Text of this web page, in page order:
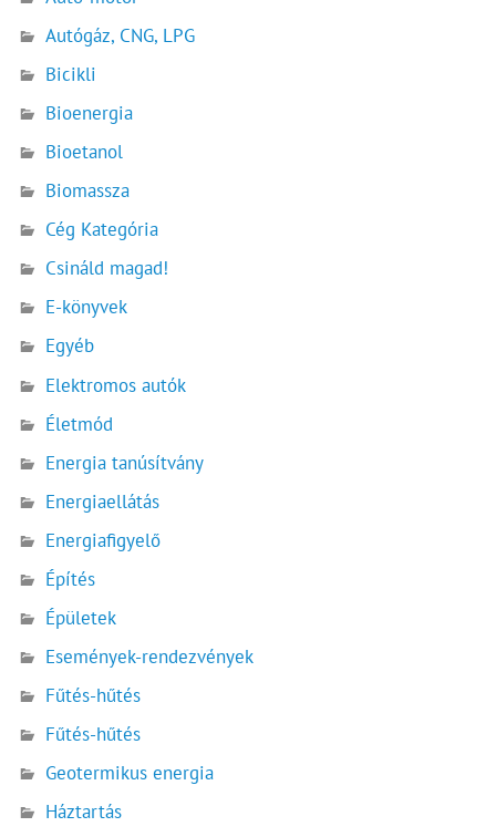
Autógáz, CNG, LPG
Bicikli
Bioenergia
Bioetanol
Biomassza
Cég Kategória
Csináld magad!
E-könyvek
Egyéb
Elektromos autók
Életmód
Energia tanúsítvány
Energiaellátás
Energiafigyelő
Építés
Épületek
Események-rendezvények
Fűtés-hűtés
Fűtés-hűtés
Geotermikus energia
Háztartás